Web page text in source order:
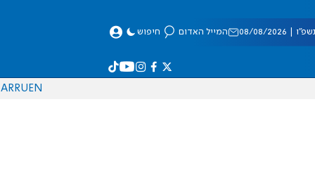
08/2026 המייל האדום חיפוש
EN
RU
AR